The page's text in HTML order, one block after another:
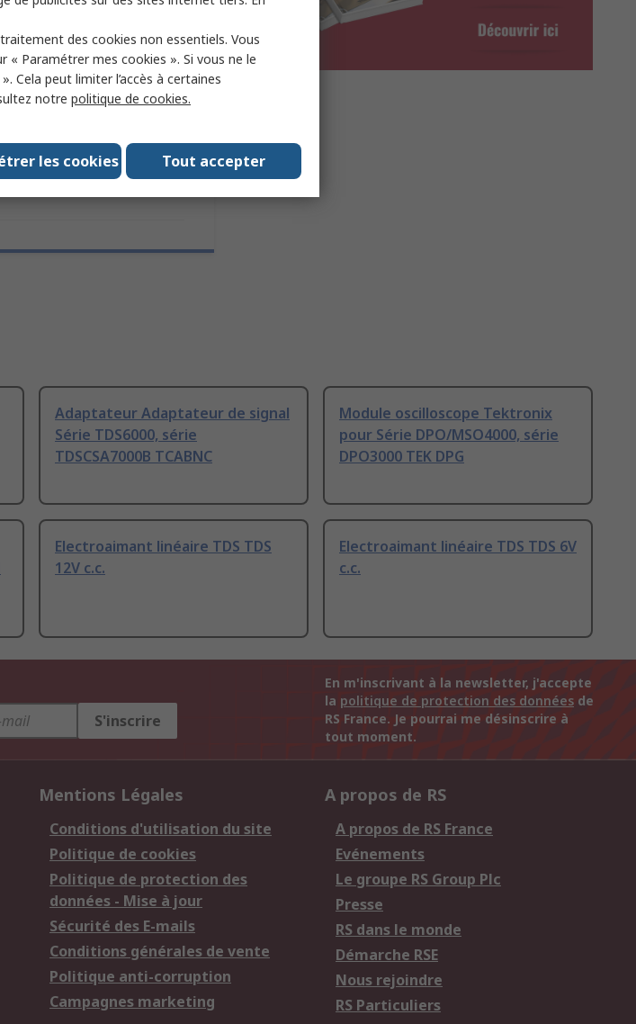
DPO, série TDS6000
Adaptateur Adaptateur de signal
Série TDS6000, série
TDSCSA7000B TCABNC
Module oscilloscope Tektronix
pour Série DPO/MSO4000, série
DPO3000 TEK DPG
Electroaimant linéaire TDS TDS
12V c.c.
Electroaimant linéaire TDS TDS 6V
c.c.
S'inscrire
En m'inscrivant à la newsletter, j'accepte
la politique de protection des données de
RS France. Je pourrai me désinscrire à
tout moment.
Mentions Légales
Conditions d'utilisation du site
Politique de cookies
Politique de protection des
données - Mise à jour
Sécurité des E-mails
Conditions générales de vente
Politique anti-corruption
Campagnes marketing
A propos de RS
A propos de RS France
Evénements
Le groupe RS Group Plc
Presse
RS dans le monde
Démarche RSE
Nous rejoindre
RS Particuliers
des cookies non essentiels. Vous
« Paramétrer mes cookies ». Si vous ne le
Cela peut limiter l’accès à certaines
notre politique de cookies.
Tout accepter
les cookies